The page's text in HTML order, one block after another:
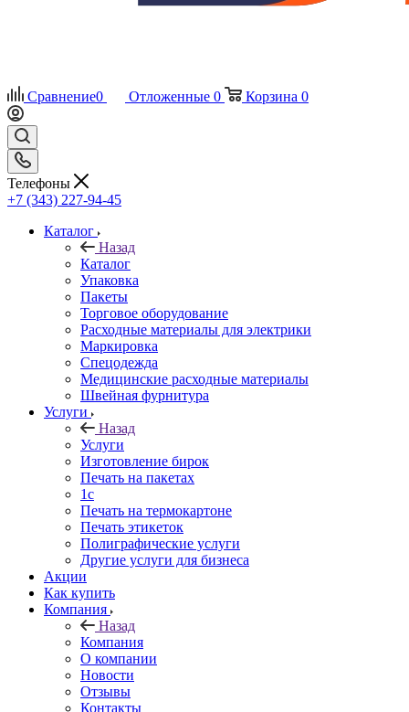
Сравнение0 Отложенные 0 Корзина 0
Телефоны
+7 (343) 227-94-45
Каталог
Назад
Каталог
Упаковка
Пакеты
Торговое оборудование
Расходные материалы для электрики
Маркировка
Спецодежда
Медицинские расходные материалы
Швейная фурнитура
Услуги
Назад
Услуги
Изготовление бирок
Печать на пакетах
1c
Печать на термокартоне
Печать этикеток
Полиграфические услуги
Другие услуги для бизнеса
Акции
Как купить
Компания
Назад
Компания
О компании
Новости
Отзывы
Контакты